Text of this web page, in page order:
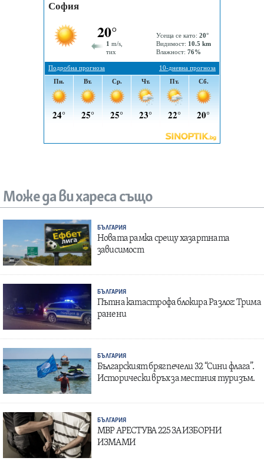
Може да ви хареса също
БЪЛГАРИЯ
Новата рамка срещу хазартната
зависимост
БЪЛГАРИЯ
Пътна катастрофа блокира Разлог: Трима
ранени
БЪЛГАРИЯ
Българският бряг печели 32 “Сини флага”.
Исторически връх за местния туризъм.
БЪЛГАРИЯ
МВР АРЕСТУВА 225 ЗА ИЗБОРНИ
ИЗМАМИ